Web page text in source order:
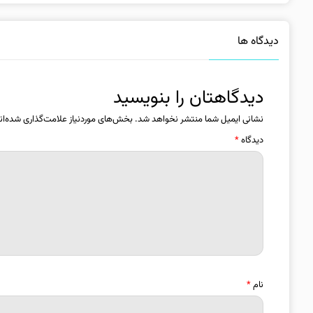
دیدگاه ها
دیدگاهتان را بنویسید
نشانی ایمیل شما منتشر نخواهد شد. بخش‌های موردنیاز علامت‌گذاری
دیدگاه*
نام*